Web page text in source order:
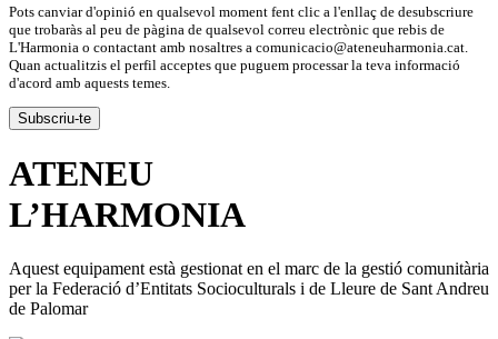
Pots canviar d'opinió en qualsevol moment fent clic a l'enllaç de desubscriure
que trobaràs al peu de pàgina de qualsevol correu electrònic que rebis de
L'Harmonia o contactant amb nosaltres a comunicacio@ateneuharmonia.cat.
Quan actualitzis el perfil acceptes que puguem processar la teva informació
d'acord amb aquests temes.
ATENEU
L’HARMONIA
Aquest equipament està gestionat en el marc de la gestió comunitària
per la Federació d’Entitats Socioculturals i de Lleure de Sant Andreu
de Palomar